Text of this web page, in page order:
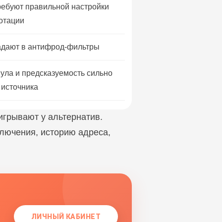
правильной настройки
в антифрод-фильтры
и предсказуемость сильно
у альтернатив.
историю адреса,
ЛИЧНЫЙ КАБИНЕТ